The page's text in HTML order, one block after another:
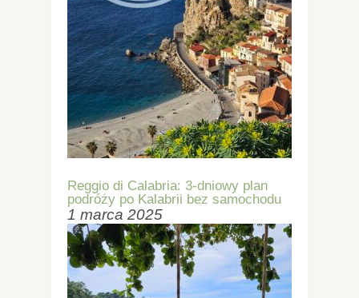
Reggio di Calabria: 3-dniowy plan
podróży po Kalabrii bez samochodu
1 marca 2025